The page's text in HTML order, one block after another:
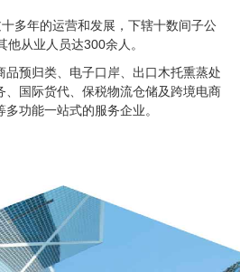
多年的运营和发展，下辖十数间子公
他从业人员达300余人。
品预归类、电子口岸、出口木托熏蒸处
、国际货代、保税物流仓储及跨境电商
功能一站式的服务企业。